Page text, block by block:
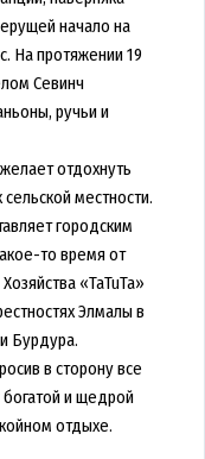
начало на
На протяжении 19
Севинч
ручьи и
отдохнуть
местности.
городским
то время от
«TaTuTa»
Элмалы в
Бурдура.
в сторону все
богатой и щедрой
отдыхе.